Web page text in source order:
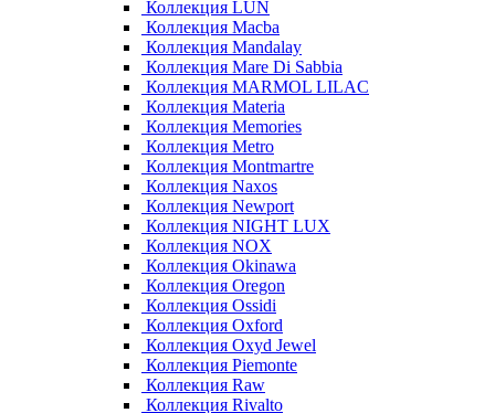
Коллекция LUN
Коллекция Macba
Коллекция Mandalay
Коллекция Mare Di Sabbia
Коллекция MARMOL LILAC
Коллекция Materia
Коллекция Memories
Коллекция Metro
Коллекция Montmartre
Коллекция Naxos
Коллекция Newport
Коллекция NIGHT LUX
Коллекция NOX
Коллекция Okinawa
Коллекция Oregon
Коллекция Ossidi
Коллекция Oxford
Коллекция Oxyd Jewel
Коллекция Piemonte
Коллекция Raw
Коллекция Rivalto